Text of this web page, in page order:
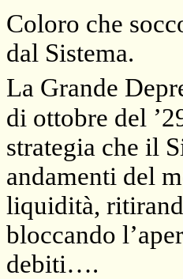
Coloro che
dal Sistema.
La Grande
di ottobre del
strategia che il
andamenti del
liquidità,
bloccando
debiti….